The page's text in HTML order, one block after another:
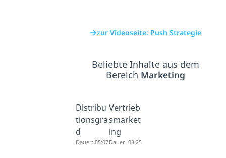
zur Videoseite: Push Strategie
Beliebte Inhalte aus dem
Bereich Marketing
Distribu
tionsgra
d
Dauer: 05:07
Vertrieb
smarket
ing
Dauer: 03:25